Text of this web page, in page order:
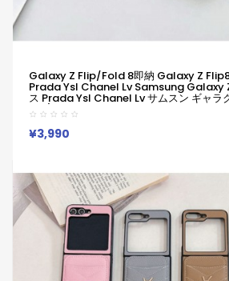
Galaxy Z Flip/Fold 8即納 Galaxy Z
Prada Ysl Chanel Lv Samsung Galaxy
ス Prada Ysl Chanel Lv サムスン ギャラ
5 4/Zフリップ3 折り畳み 携帯カバー 送料
オシャレスマホケース 韓国
¥3,990